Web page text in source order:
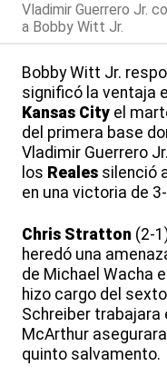
Vladimir Guerrero Jr.
a Bobby Witt Jr.
Bobby Witt Jr.
significó la ventaja
Kansas City el
del primera base
Vladimir Guerrero
los Reales silenció
en una victoria de
Chris Stratton (2-
heredó una
de Michael Wacha
hizo cargo del
Schreiber trabajara
McArthur
quinto salvamento.